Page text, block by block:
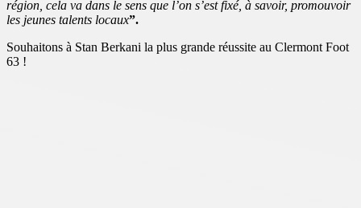
région, cela va dans le sens que l’on s’est fixé, à savoir, promouvoir
les jeunes talents locaux”.
Souhaitons à Stan Berkani la plus grande réussite au Clermont Foot
63 !